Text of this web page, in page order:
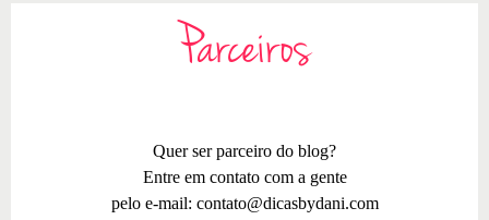
Parceiros
Quer ser parceiro do blog?
Entre em contato com a gente
pelo e-mail: contato@dicasbydani.com